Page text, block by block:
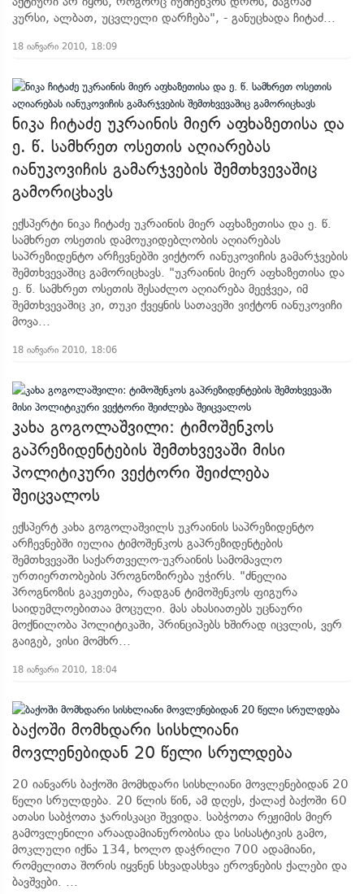
კურსი, ალბათ, უცვლელი დარჩება", - განუცხადა ჩიტაძ...
18 იანვარი 2010, 18:09
ნიკა ჩიტაძე უკრაინის მიერ აფხაზეთისა და
ე. წ. სამხრეთ ოსეთის აღიარებას
იანუკოვიჩის გამარჯვების შემთხვევაშიც
გამორიცხავს
ექსპერტი ნიკა ჩიტაძე უკრაინის მიერ აფხაზეთისა და ე. წ.
სამხრეთ ოსეთის დამოუკიდებლობის აღიარებას
საპრეზიდენტო არჩევნებში ვიქტორ იანუკოვიჩის გამარჯვების
შემთხვევაშიც გამორიცხავს. "უკრაინის მიერ აფხაზეთისა და
ე. წ. სამხრეთ ოსეთის შესაძლო აღიარება მეეჭვეა, იმ
შემთხვევაშიც კი, თუკი ქვეყნის სათავეში ვიქტონ იანუკოვიჩი
მოვა...
18 იანვარი 2010, 18:06
კახა გოგოლაშვილი: ტიმოშენკოს
გაპრეზიდენტების შემთხვევაში მისი
პოლიტიკური ვექტორი შეიძლება
შეიცვალოს
ექსპერტ კახა გოგოლაშვილს უკრაინის საპრეზიდენტო
არჩევნებში იულია ტიმოშენკოს გაპრეზიდენტების
შემთხვევაში საქართველო-უკრაინის სამომავლო
ურთიერთობების პროგნოზირება უჭირს. "ძნელია
პროგნოზის გაკეთება, რადგან ტიმოშენკოს ფიგურა
საიდუმლოებითაა მოცული. მას ახასიათებს უცნაური
მოქნილობა პოლიტიკაში, პრინციპებს ხშირად იცვლის, ვერ
გაიგებ, ვისი მომხრ...
18 იანვარი 2010, 18:04
ბაქოში მომხდარი სისხლიანი
მოვლენებიდან 20 წელი სრულდება
20 იანვარს ბაქოში მომხდარი სისხლიანი მოვლენებიდან 20
წელი სრულდება. 20 წლის წინ, ამ დღეს, ქალაქ ბაქოში 60
ათასი საბჭოთა ჯარისკაცი შევიდა. საბჭოთა რეჟიმის მიერ
გამოვლენილი არაადამიანურობისა და სისასტიკის გამო,
მოკლული იქნა 134, ხოლო დაჭრილი 700 ადამიანი,
რომელითა შორის იყვნენ სხვადასხვა ეროვნების ქალები და
ბავშვები. ...